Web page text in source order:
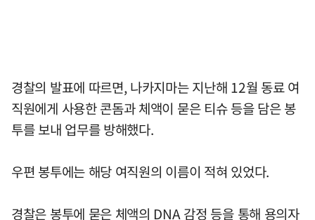
경찰의 발표에 따르면, 나카지마는 지난해 12월 동료 여
직원에게 사용한 콘돔과 체액이 묻은 티슈 등을 담은 봉
투를 보내 업무를 방해했다.
우편 봉투에는 해당 여직원의 이름이 적혀 있었다.
경찰은 봉투에 묻은 체액의 DNA 감정 등을 통해 용의자